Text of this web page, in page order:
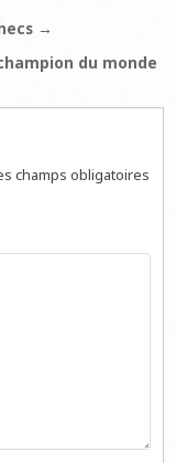
→
du monde
champs obligatoires